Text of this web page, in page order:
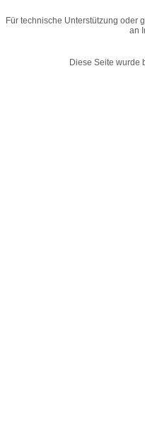
Für technische Unterstützung oder
an
Diese Seite wurde